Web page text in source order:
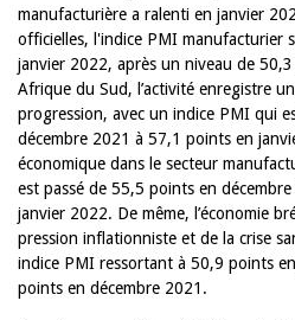
manufacturière a ralenti en janvier
officielles, l'indice PMI manufacturier
janvier 2022, après un niveau de
Afrique du Sud, l’activité enregistre
progression, avec un indice PMI qui
décembre 2021 à 57,1 points en
économique dans le secteur
est passé de 55,5 points en
janvier 2022. De même, l’économie
pression inflationniste et de la crise
indice PMI ressortant à 50,9 points
points en décembre 2021.